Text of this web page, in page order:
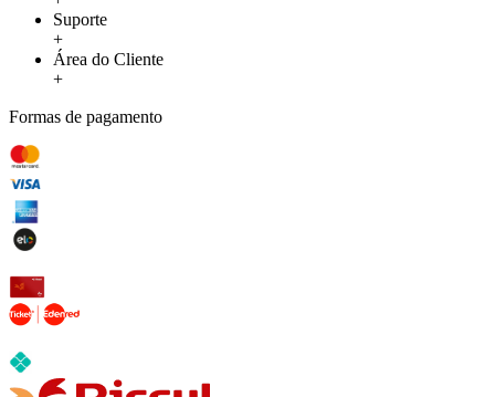
Suporte
+
Área do Cliente
+
Formas de pagamento